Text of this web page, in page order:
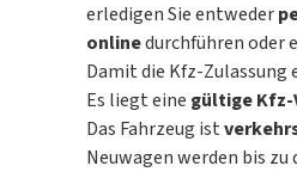
erledigen Sie entweder
onlinedurchführen oder
Damit die Kfz-
Es liegt eine gültige
Das Fahrzeug ist
Neuwagen werden bis